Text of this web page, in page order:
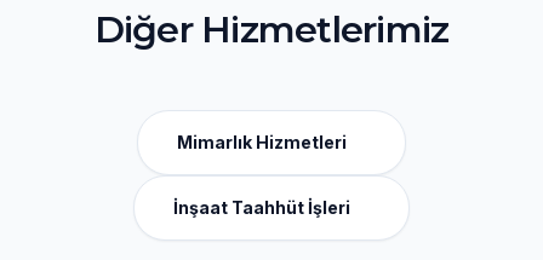
Diğer Hizmetlerimiz
Mimarlık Hizmetleri
İnşaat Taahhüt İşleri